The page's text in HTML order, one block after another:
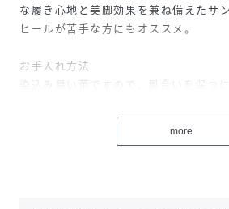
な履き心地と美脚効果を兼ね備えたサン
ヒールが苦手な方にもオススメ。
お手入れ方法
染込み易い革ですので、風合いを保つ
クリームをご使用になる際は分量に注
たない部分でお試しください。
more